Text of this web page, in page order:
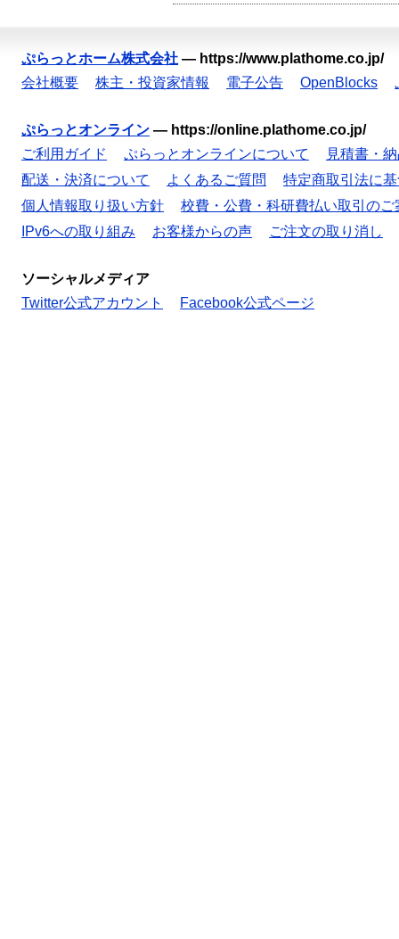
ぷらっとホーム株式会社 — https://www.plathome.co.jp/
会社概要
株主・投資家情報 電子公告 OpenBlocks
ぷらっとオンライン — https://online.plathome.co.jp/
ご利用ガイド
ぷらっとオンラインについて
見積書・
配送・決済について
よくあるご質問
特定商取引法に
個人情報取り扱い方針
校費・公費・科研費払い取引のご
IPv6への取り組み
お客様からの声 ご注文の取り消し
ソーシャルメディア
Twitter公式アカウント
Facebook公式ページ